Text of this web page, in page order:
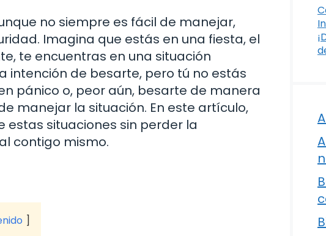
no siempre es fácil de manejar,
Imagina que estás en una fiesta, el
te encuentras en una situación
intención de besarte, pero tú no estás
pánico o, peor aún, besarte de manera
manejar la situación. En este artículo,
situaciones sin perder la
contigo mismo.